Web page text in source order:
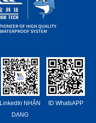
LinkedIn NHẬN
DẠNG
ID WhatsAPP